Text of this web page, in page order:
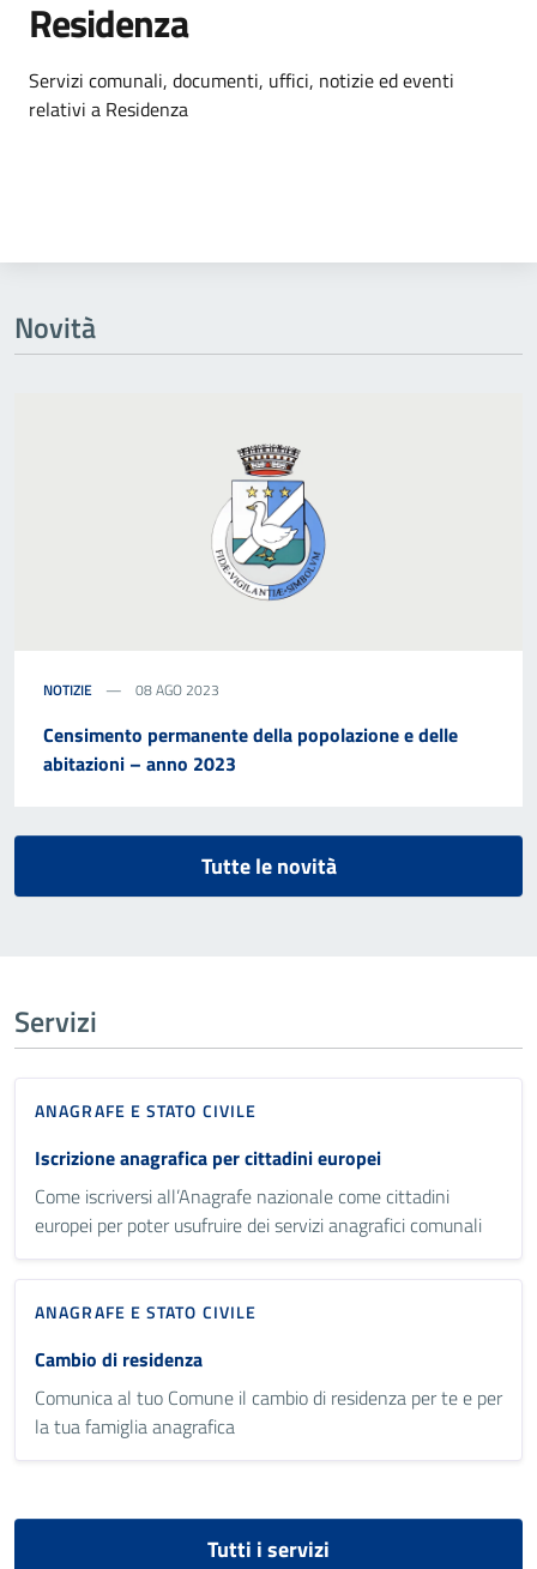
Residenza
Dettagli dell'argomento
Servizi comunali, documenti, uffici, notizie ed eventi
relativi a Residenza
Novità
NOTIZIE 08 AGO 2023
Censimento permanente della popolazione e delle
abitazioni – anno 2023
Tutte le novità
Servizi
ANAGRAFE E STATO CIVILE
Iscrizione anagrafica per cittadini europei
Come iscriversi all’Anagrafe nazionale come cittadini
europei per poter usufruire dei servizi anagrafici comunali
ANAGRAFE E STATO CIVILE
Cambio di residenza
Comunica al tuo Comune il cambio di residenza per te e per
la tua famiglia anagrafica
Tutti i servizi